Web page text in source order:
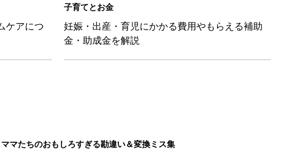
ケアにつ
子育てとお金
妊娠・出産・育児にかかる費用やもらえる補助
金・助成金を解説
ママたちのおもしろすぎる勘違い＆変換ミス集